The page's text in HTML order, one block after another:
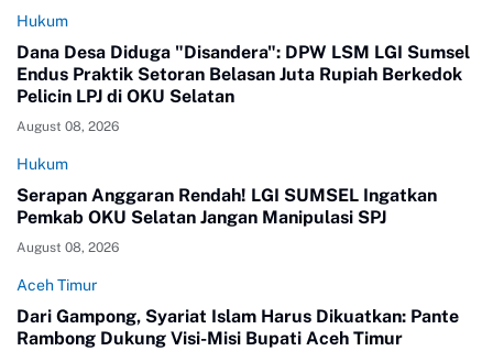
Hukum
Dana Desa Diduga "Disandera": DPW LSM LGI Sumsel
Endus Praktik Setoran Belasan Juta Rupiah Berkedok
Pelicin LPJ di OKU Selatan
August 08, 2026
Hukum
Serapan Anggaran Rendah! LGI SUMSEL Ingatkan
Pemkab OKU Selatan Jangan Manipulasi SPJ
August 08, 2026
Aceh Timur
Dari Gampong, Syariat Islam Harus Dikuatkan: Pante
Rambong Dukung Visi-Misi Bupati Aceh Timur